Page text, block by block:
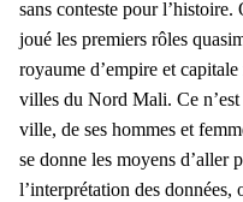
sans conteste pour
joué les premiers rôles
royaume d’empire et
villes du Nord Mali. Ce n’est
ville, de ses hommes et
se donne les moyens d’aller
l’interprétation des données,